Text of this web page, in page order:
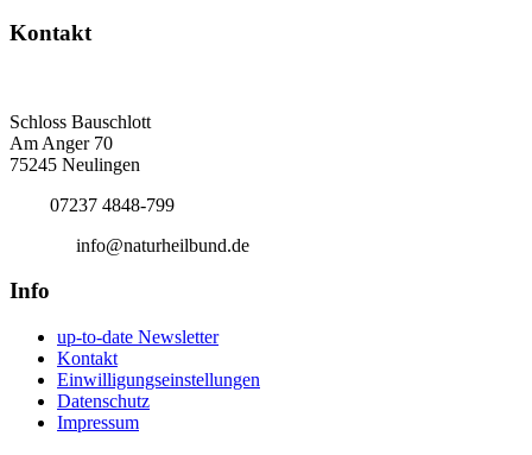
Kontakt
Schloss Bauschlott
Am Anger 70
75245 Neulingen
07237 4848-799
info@naturheilbund.de
Info
up-to-date Newsletter
Kontakt
Einwilligungseinstellungen
Datenschutz
Impressum